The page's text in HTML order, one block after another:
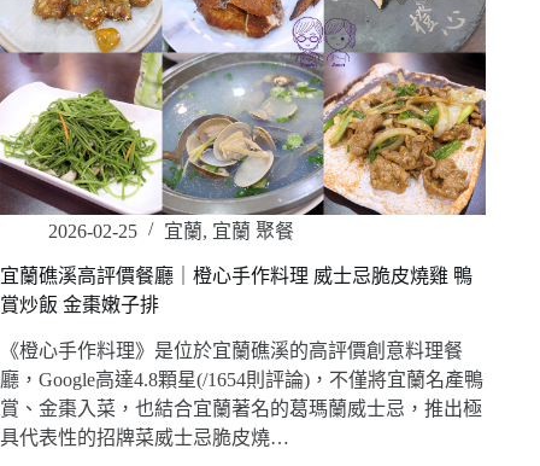
2026-02-25 宜蘭, 宜蘭 聚餐
宜蘭礁溪高評價餐廳｜橙心手作料理 威士忌脆皮燒雞 鴨
賞炒飯 金棗嫩子排
《橙心手作料理》是位於宜蘭礁溪的高評價創意料理餐
廳，Google高達4.8顆星(/1654則評論)，不僅將宜蘭名產鴨
賞、金棗入菜，也結合宜蘭著名的葛瑪蘭威士忌，推出極
具代表性的招牌菜威士忌脆皮燒…